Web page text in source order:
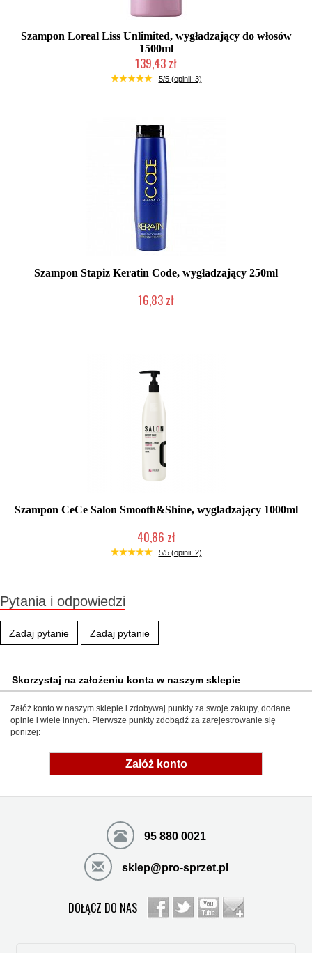
Szampon Loreal Liss Unlimited, wygładzający do włosów
1500ml
139,43 zł
Produkt wycofany
5/5 (opinii: 3)
Szampon Stapiz Keratin Code, wygładzający 250ml
16,83 zł
Szampon CeCe Salon Smooth&Shine, wygładzający 1000ml
40,86 zł
Produkt wycofany
5/5 (opinii: 2)
Pytania i odpowiedzi
Zadaj pytanie Zadaj pytanie
Skorzystaj na założeniu konta w naszym sklepie
Załóż konto w naszym sklepie i zdobywaj punkty za swoje zakupy, dodane
opinie i wiele innych. Pierwsze punkty zdobądź za zarejestrowanie się
poniżej:
Załóż konto
95 880 0021
sklep@pro-sprzet.pl
DOŁĄCZ DO NAS